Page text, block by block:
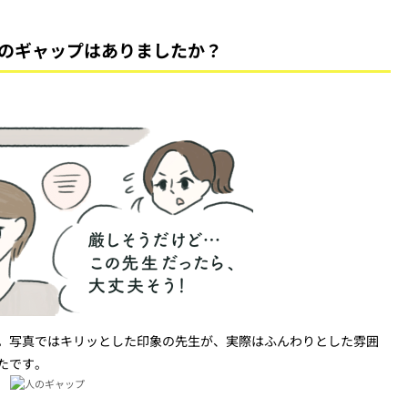
ギャップはありましたか？
真ではキリッとした印象の先生が、実際はふんわりとした雰囲
す。